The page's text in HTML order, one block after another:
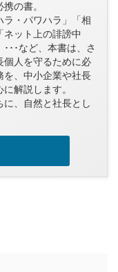
の書。
ラ・パワハラ」「相
ット上の誹謗中
･･など、本書は、さ
個人を守るために必
を、中小企業や社長
解説します。
、自然と社長とし